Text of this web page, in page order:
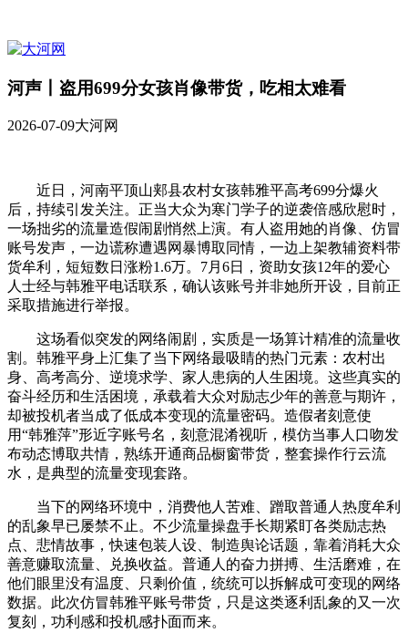
河声丨盗用699分女孩肖像带货，吃相太难看
2026-07-09大河网
近日，河南平顶山郏县农村女孩韩雅平高考699分爆火
后，持续引发关注。正当大众为寒门学子的逆袭倍感欣慰时，
一场拙劣的流量造假闹剧悄然上演。有人盗用她的肖像、仿冒
账号发声，一边谎称遭遇网暴博取同情，一边上架教辅资料带
货牟利，短短数日涨粉1.6万。7月6日，资助女孩12年的爱心
人士经与韩雅平电话联系，确认该账号并非她所开设，目前正
采取措施进行举报。
这场看似突发的网络闹剧，实质是一场算计精准的流量收
割。韩雅平身上汇集了当下网络最吸睛的热门元素：农村出
身、高考高分、逆境求学、家人患病的人生困境。这些真实的
奋斗经历和生活困境，承载着大众对励志少年的善意与期许，
却被投机者当成了低成本变现的流量密码。造假者刻意使
用“韩雅萍”形近字账号名，刻意混淆视听，模仿当事人口吻发
布动态博取共情，熟练开通商品橱窗带货，整套操作行云流
水，是典型的流量变现套路。
当下的网络环境中，消费他人苦难、蹭取普通人热度牟利
的乱象早已屡禁不止。不少流量操盘手长期紧盯各类励志热
点、悲情故事，快速包装人设、制造舆论话题，靠着消耗大众
善意赚取流量、兑换收益。普通人的奋力拼搏、生活磨难，在
他们眼里没有温度、只剩价值，统统可以拆解成可变现的网络
数据。此次仿冒韩雅平账号带货，只是这类逐利乱象的又一次
复刻，功利感和投机感扑面而来。